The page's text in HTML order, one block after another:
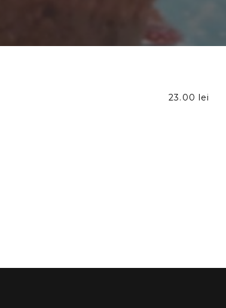
23.00 lei